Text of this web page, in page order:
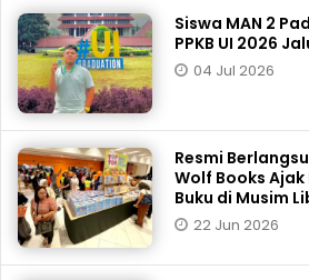
Siswa MAN 2
PPKB UI 2026
04 Jul 2026
Resmi
Wolf Books
Buku di Musim
22 Jun 2026